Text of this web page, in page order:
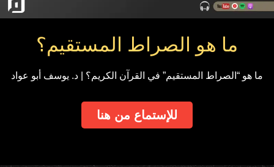
ما هو الصراط المستقيم؟
ما هو “الصراط المستقيم” في القرآن الكريم؟ | د. يوسف أبو عواد
للإستماع من هنا